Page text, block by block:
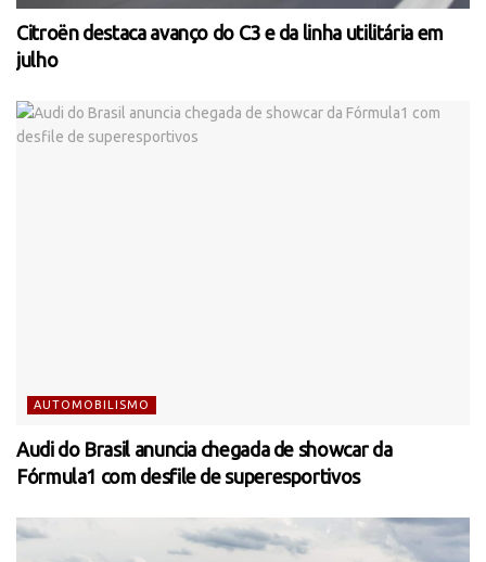
Citroën destaca avanço do C3 e da linha utilitária em
julho
AUTOMOBILISMO
Audi do Brasil anuncia chegada de showcar da
Fórmula1 com desfile de superesportivos